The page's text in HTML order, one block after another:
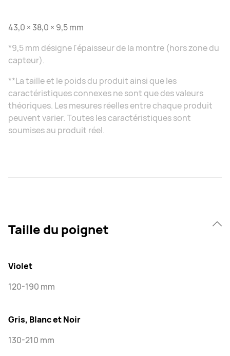
43,0 × 38,0 × 9,5 mm
*9,5 mm désigne l'épaisseur de la montre (hors zone du
capteur).
**La taille et le poids du produit ainsi que les
caractéristiques connexes ne sont que des valeurs
théoriques. Les mesures réelles entre chaque produit
peuvent varier. Toutes les caractéristiques sont
soumises au produit réel.
Taille du poignet
Violet
120-190 mm
Gris, Blanc et Noir
130-210 mm